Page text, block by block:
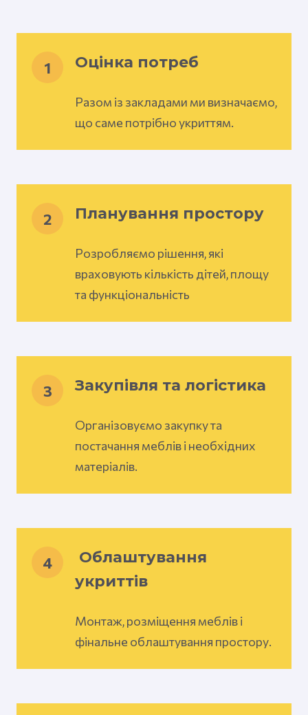
1 Оцінка потреб
Разом із закладами ми визначаємо,
що саме потрібно укриттям.
2 Планування простору
Розробляємо рішення, які
враховують кількість дітей, площу
та функціональність
3 Закупівля та логістика
Організовуємо закупку та
постачання меблів і необхідних
матеріалів.
4
Облаштування
укриттів
Монтаж, розміщення меблів і
фінальне облаштування простору.